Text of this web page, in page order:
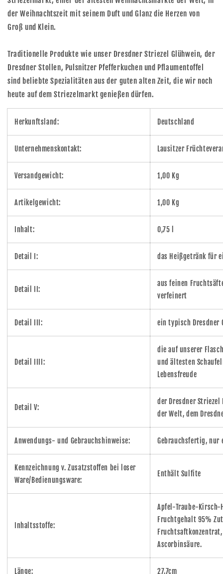
der Weihnachtszeit mit seinem Duft und Glanz die Herzen von
Groß und Klein.
Traditionelle Produkte wie unser Dresdner Striezel Glühwein, der
Dresdner Stollen, Pulsnitzer Pfefferkuchen und Pflaumentoffel
sind beliebte Spezialitäten aus der guten alten Zeit, die wir noch
heute auf dem Striezelmarkt genießen dürfen.
Herkunftsland: Deutschland
Unternehmenskontakt: Lausitzer
Versandgewicht: 1,00 Kg
Artikelgewicht: 1,00 Kg
Inhalt: 0,75 l
Detail I: das Heißgetränk für
Detail II:
aus feinen
verfeinert
Detail III: ein typisch Dresdner
Detail IIII:
die auf unserer
und ältesten
Lebensfreude
Detail V:
der Dresdner
der Welt, dem
Anwendungs- und Gebrauchshinweise: Gebrauchsfertig,
Kennzeichnung v. Zusatzstoffen bei loser
Ware/Bedienungsware:
Enthält Sulfite
Inhaltsstoffe:
Apfel-Traube-
Fruchtgehalt 95%
Ascorbinsäure.
Länge: 27,7cm